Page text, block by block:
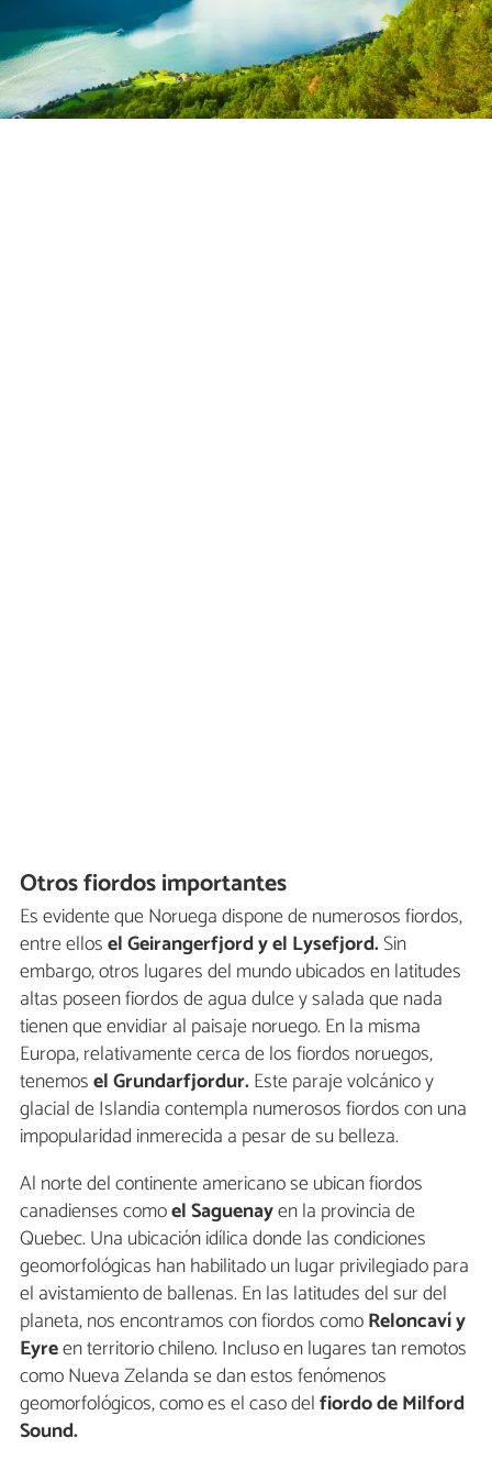
Otros fiordos importantes
Es evidente que Noruega dispone de numerosos fiordos,
entre ellosel Geirangerfjord y el Lysefjord.Sin
embargo, otros lugares del mundo ubicados en latitudes
altas poseen fiordos de agua dulce y salada que nada
tienen que envidiar al paisaje noruego. En la misma
Europa, relativamente cerca de los fiordos noruegos,
tenemoselGrundarfjordur.Este paraje volcánico y
glacial de Islandia contempla numerosos fiordos con una
impopularidad inmerecida a pesar de su belleza.
Al norte del continente americano se ubican fiordos
canadienses comoel Saguenayen la provincia de
Quebec. Una ubicación idílica donde las condiciones
geomorfológicas han habilitado un lugar privilegiado para
el avistamiento de ballenas. En las latitudes del sur del
planeta, nos encontramos con fiordos comoReloncaví y
Eyreen territorio chileno. Incluso en lugares tan remotos
como Nueva Zelanda se dan estos fenómenos
geomorfológicos, como es el caso delfiordo deMilford
Sound.